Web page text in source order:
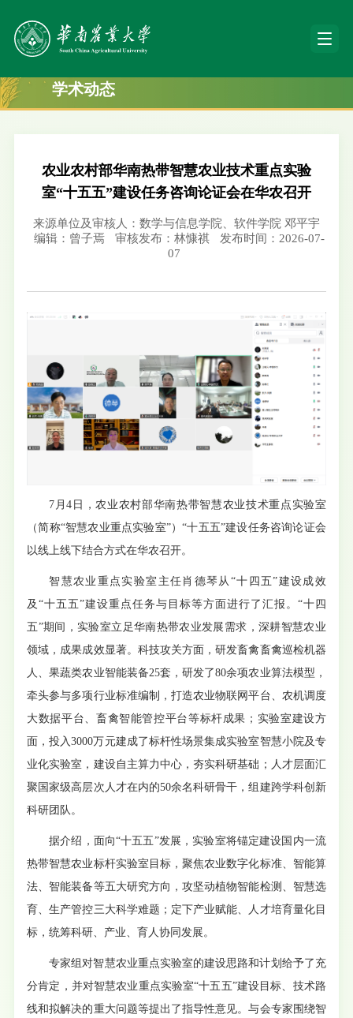
学术动态
农业农村部华南热带智慧农业技术重点实验
室“十五五”建设任务咨询论证会在华农召开
来源单位及审核人：数学与信息学院、软件学院 邓平宇
编辑：曾子焉
审核发布：林慷祺
发布时间：2026-07-
07
7月4日，农业农村部华南热带智慧农业技术重点实验室
（简称“智慧农业重点实验室”）“十五五”建设任务咨询论证会
以线上线下结合方式在华农召开。
智慧农业重点实验室主任肖德琴从“十四五”建设成效
及“十五五”建设重点任务与目标等方面进行了汇报。“十四
五”期间，实验室立足华南热带农业发展需求，深耕智慧农业
领域，成果成效显著。科技攻关方面，研发畜禽畜禽巡检机器
人、果蔬类农业智能装备25套，研发了80余项农业算法模型，
牵头参与多项行业标准编制，打造农业物联网平台、农机调度
大数据平台、畜禽智能管控平台等标杆成果；实验室建设方
面，投入3000万元建成了标杆性场景集成实验室智慧小院及专
业化实验室，建设自主算力中心，夯实科研基础；人才层面汇
聚国家级高层次人才在内的50余名科研骨干，组建跨学科创新
科研团队。
据介绍，面向“十五五”发展，实验室将锚定建设国内一流
热带智慧农业标杆实验室目标，聚焦农业数字化标准、智能算
法、智能装备等五大研究方向，攻坚动植物智能检测、智慧选
育、生产管控三大科学难题；定下产业赋能、人才培育量化目
标，统筹科研、产业、育人协同发展。
专家组对智慧农业重点实验室的建设思路和计划给予了充
分肯定，并对智慧农业重点实验室“十五五”建设目标、技术路
线和拟解决的重大问题等提出了指导性意见。与会专家围绕智